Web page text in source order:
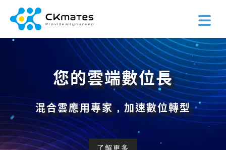
您的雲端數位長
混合雲應用專家，加速數位轉型
了解更多
2026 企業 AI 模型怎麼選？Claude Fable 5 / GPT-5.6 / Gemini 3.6 Flash 深度比較